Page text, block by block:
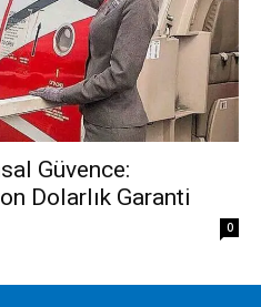
Güvence:
Dolarlık Garanti
0